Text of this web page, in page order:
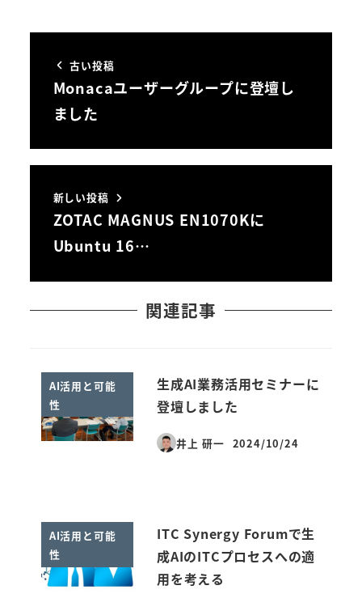
古い投稿
Monacaユーザーグループに登壇し
ました
新しい投稿
ZOTAC MAGNUS EN1070Kに
Ubuntu 16…
関連記事
AI活用と可能
性
生成AI業務活用セミナーに
登壇しました
井上 研一
投稿日
2024/10/24
AI活用と可能
性
ITC Synergy Forumで生
成AIのITCプロセスへの適
用を考える